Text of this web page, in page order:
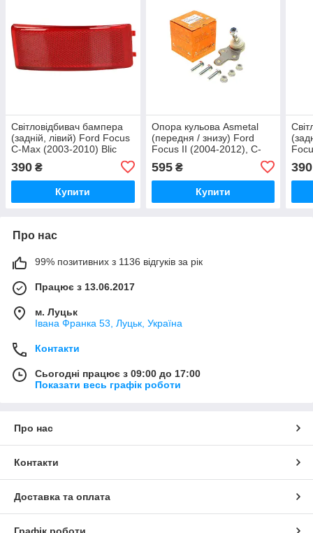
Світловідбивач бампера
(задній, лівий) Ford Focus
C-Max (2003-2010) Blic
390 ₴
Купити
Опора кульова Asmetal
(передня / знизу) Ford
Focus II (2004-2012), C-
595₴
Купити
390
Про нас
99% позитивних з 1136 відгуків за рік
Працює з 13.06.2017
м. Луцьк
Івана Франка 53, Луцьк, Україна
Контакти
Сьогодні працює з 09:00 до 17:00
Показати весь графік роботи
Про нас
Контакти
Доставка та оплата